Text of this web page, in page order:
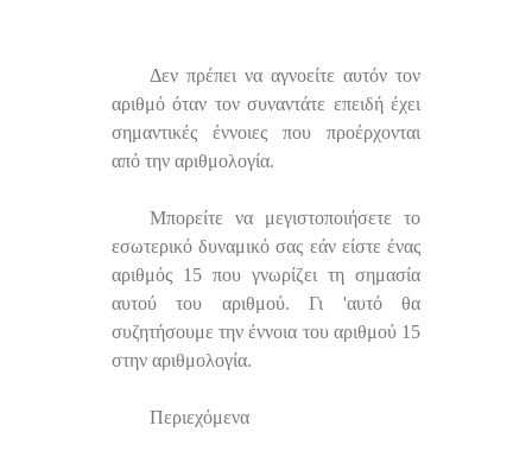
Δεν πρέπει να αγνοείτε αυτόν τον
αριθμό όταν τον συναντάτε επειδή έχει
σημαντικές έννοιες που προέρχονται
από την αριθμολογία.
Μπορείτε να μεγιστοποιήσετε το
εσωτερικό δυναμικό σας εάν είστε ένας
αριθμός 15 που γνωρίζει τη σημασία
αυτού του αριθμού. Γι 'αυτό θα
συζητήσουμε την έννοια του αριθμού 15
στην αριθμολογία.
Περιεχόμενα